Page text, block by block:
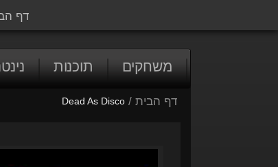
דף
תוכנות משחקים
דף הבית /
Dead As Disco